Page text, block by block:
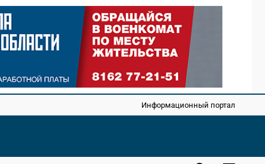
Информационный портал